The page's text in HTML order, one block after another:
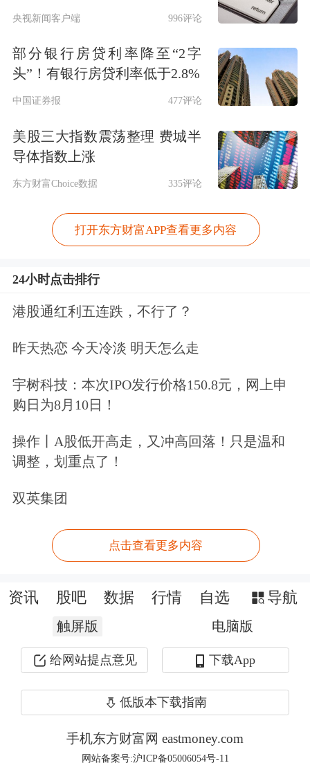
点，到3年后的2024年2月创下阶段新低
2635点？一个重要原因是，市场片面理
2021年、2022年、2023年IPO募资金额
分别为5400亿元、5800亿元和3550亿
万亿元和7632亿元，合计达4.57万亿
外，就是IPO和再融资有所收紧。这一
年，全市场融资约3000亿元，分红高达
1.9万亿元，是少有的回报大于融资的
年份。
破应是大概率事件。
毫无疑问，总市值达到100万亿元是A
为，这是新一轮行情启动的标志。
最新A股新开户数据显示，今年上半年
累计新开户 1260 万户，同比增长超
32%。过去四年，居民储蓄增加近60万
亿元。在低利率时代，这些资金需要寻
央视新闻客户端 996评论
部分银行房贷利率降至“2字
头”！有银行房贷利率低于2.8%
中国证券报 477评论
美股三大指数震荡整理 费城半
导体指数上涨
东方财富Choice数据 335评论
打开东方财富APP查看更多内容
24小时点击排行
港股通红利五连跌，不行了？
昨天热恋 今天冷淡 明天怎么走
宇树科技：本次IPO发行价格150.8元，网上申
购日为8月10日！
操作丨A股低开高走，又冲高回落！只是温和
调整，划重点了！
双英集团
点击查看更多内容
资讯 股吧 数据 行情 自选 导航
触屏版 电脑版
给网站提点意见 下载App
低版本下载指南
手机东方财富网 eastmoney.com
网站备案号:沪ICP备05006054号-11